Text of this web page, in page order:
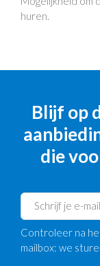
huren.
Blijf op
die
Controleer na
mailbox: we